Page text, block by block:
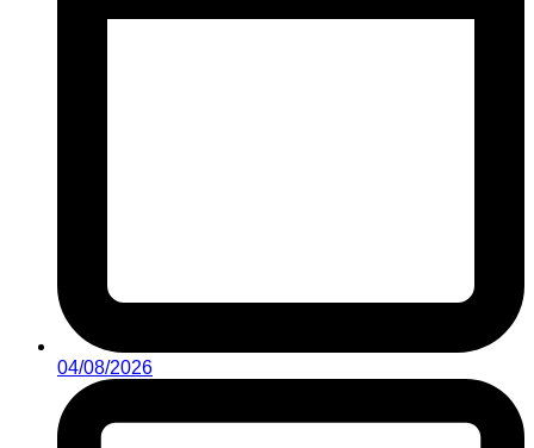
04/08/2026